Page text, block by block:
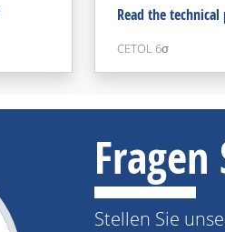
Read the technical
CETOL 6σ
Stellen Sie